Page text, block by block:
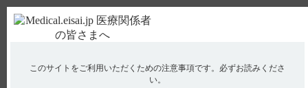
使用期限検索 Drug Information
このサイトをご利用いただくための注意事項です。 必ずお読みくださ
い。